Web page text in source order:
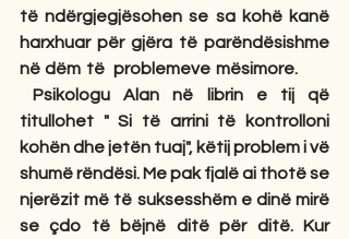
të ndërgjegjësohen se sa kohë kanë
harxhuar për gjëra të parëndësishme
në dëm të  problemeve mësimore.
Psikologu Alan në librin e tij që
titullohet " Si të arrini të kontrolloni
kohën dhe jetën tuaj", këtij problem i vë
shumë rëndësi. Me pak fjalë ai thotë se
njerëzit më të suksesshëm e dinë mirë
se çdo të bëjnë ditë për ditë. Kur